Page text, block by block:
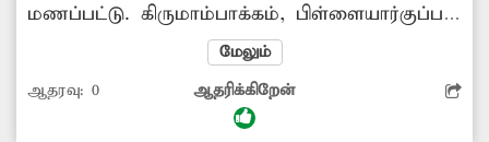
மணப்பட்டு. கிருமாம்பாக்கம், பிள்ளையார்குப்பம்
கிராம பஞ்சாயத்துகளில் பல இடங்களில்
குப்பைகள் அகற்றப்படாமல் உள்ளது. இதனால்
குப்பகைள் குவிந்து சுகாதார சீர்கேடு
ஏற்படும்நிலை உள்ளது. குப்பைகளை
மேலும்
ஆதரவு: 0 ஆதரிக்கிறேன்